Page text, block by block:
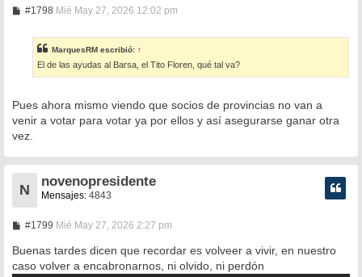
#1798M
a
j
e
Mié May 27, 2026 12:02 pm
MarquesRM escribió: ↑
El de las ayudas al Barsa, el Tito Floren, qué tal va?
Pues ahora mismo viendo que socios de provincias no van a
venir a votar para votar ya por ellos y así asegurarse ganar otra
vez.
N
novenopresidente
Mensajes: 4843
#1799M
n
a
Mié May 27, 2026 2:27 pm
Buenas tardes dicen que recordar es volveer a vivir, en nuestro
caso volver a encabronarnos, ni olvido, ni perdón